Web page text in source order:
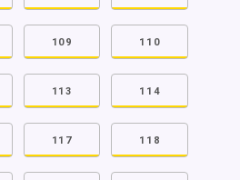
109 110
113 114
117 118